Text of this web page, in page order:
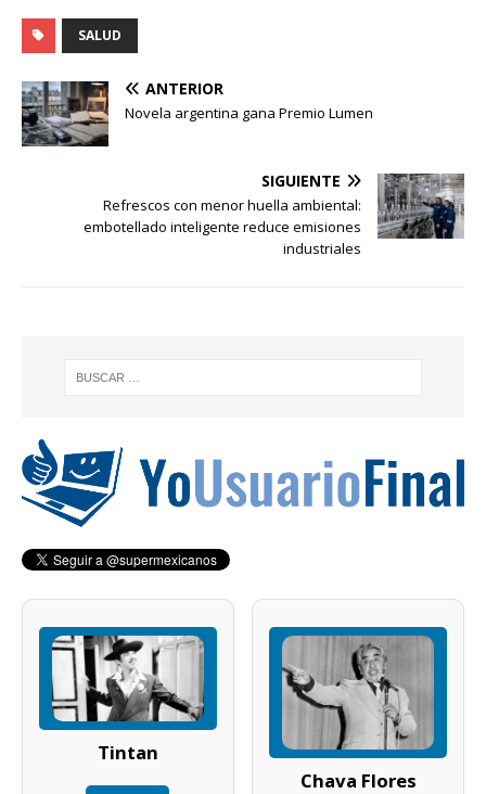
SALUD
ANTERIOR
Novela argentina gana Premio Lumen
SIGUIENTE
Refrescos con menor huella ambiental:
embotellado inteligente reduce emisiones
industriales
Tintan
Chava Flores